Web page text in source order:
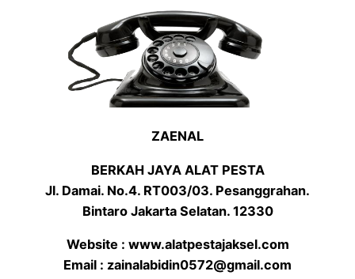
ZAENAL
BERKAH JAYA ALAT PESTA
Jl. Damai. No.4. RT003/03. Pesanggrahan.
Bintaro Jakarta Selatan. 12330
Website : www.alatpestajaksel.com
Email : zainalabidin0572@gmail.com